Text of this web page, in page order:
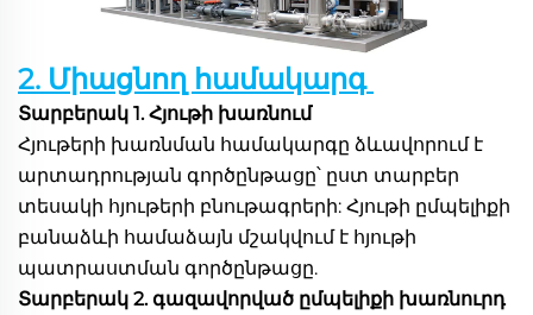
2. Միացնող համակարգ
Տարբերակ 1. Հյութի խառնում
Հյութերի խառնման համակարգը ձևավորում է
արտադրության գործընթացը՝ ըստ տարբեր
տեսակի հյութերի բնութագրերի: Հյութի ըմպելիքի
բանաձևի համաձայն մշակվում է հյութի
պատրաստման գործընթացը.
Տարբերակ 2. գազավորված ըմպելիքի խառնուրդ